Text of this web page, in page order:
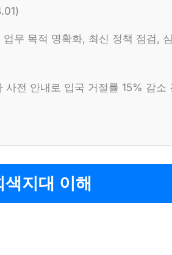
업무 목적 명확화, 최신 정책 점검,
사전 안내로 입국 거절률 15% 감소
지대 이해